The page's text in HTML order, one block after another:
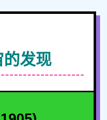
发现